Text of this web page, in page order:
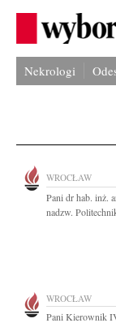
Nekrologi
WROCŁAW
Pani dr hab. inż.
nadzw.
WROCŁAW
Pani Kierownik